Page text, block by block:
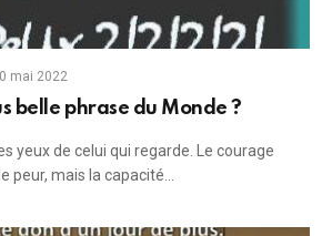
mai 2022
belle phrase du Monde ?
yeux de celui qui regarde. Le courage
peur, mais la capacité…